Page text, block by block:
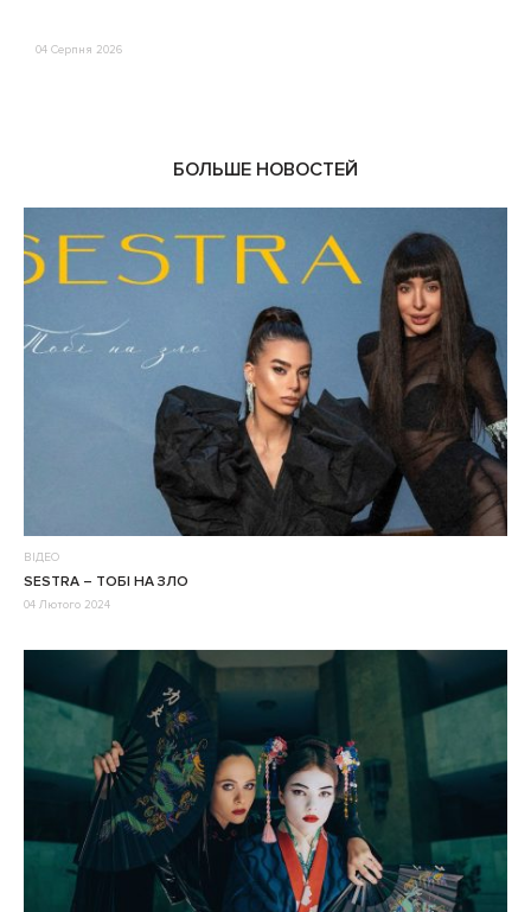
04 Серпня 2026
БОЛЬШЕ НОВОСТЕЙ
ВІДЕО
SESTRA – ТОБІ НА ЗЛО
04 Лютого 2024